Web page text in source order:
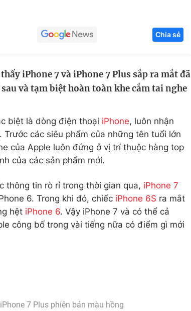
Học trực tuyến
Công nghệ
Sản phẩm
Tư vấn
Chia sẻ
iPhone 7 và iPhone 7 Plus sắp ra mắt đã
và tạm biệt hoàn toàn khe cắm tai nghe
biệt là dòng điện thoại iPhone, luôn nhận
các siêu phẩm của những tên tuổi lớn
của Apple luôn đứng ở vị trí thuộc hàng top
của các sản phẩm mới.
thông tin rò rỉ trong thời gian qua, iPhone 7
6. Trong khi đó, chiếc iPhone 6S ra mắt
hệt iPhone 6. Vậy iPhone 7 và có thể cả
công bố trong vài tiếng nữa có điểm gì mới
7 Plus phiên bản màu hồng